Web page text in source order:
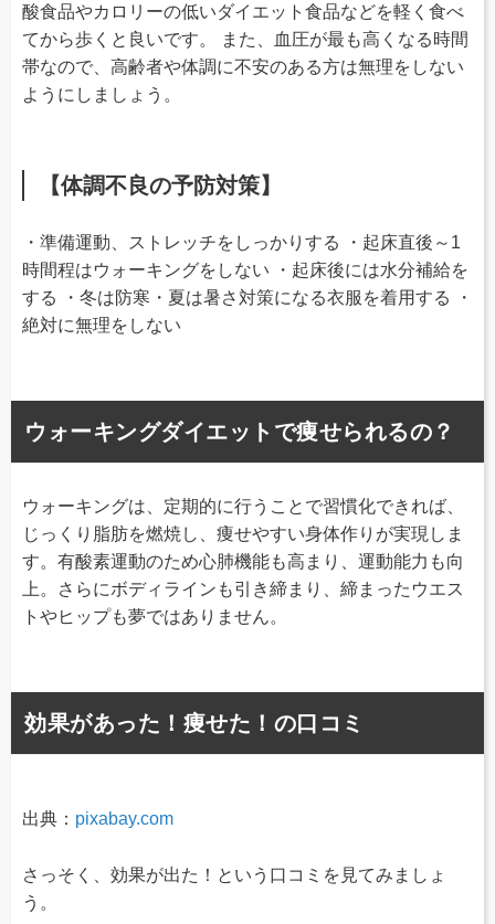
酸食品やカロリーの低いダイエット食品などを軽く食べ
てから歩くと良いです。 また、血圧が最も高くなる時間
帯なので、高齢者や体調に不安のある方は無理をしない
ようにしましょう。
【体調不良の予防対策】
・準備運動、ストレッチをしっかりする ・起床直後～1
時間程はウォーキングをしない ・起床後には水分補給を
する ・冬は防寒・夏は暑さ対策になる衣服を着用する ・
絶対に無理をしない
ウォーキングダイエットで痩せられるの？
ウォーキングは、定期的に行うことで習慣化できれば、
じっくり脂肪を燃焼し、痩せやすい身体作りが実現しま
す。有酸素運動のため心肺機能も高まり、運動能力も向
上。さらにボディラインも引き締まり、締まったウエス
トやヒップも夢ではありません。
効果があった！痩せた！の口コミ
出典： pixabay.com
さっそく、効果が出た！という口コミを見てみましょ
う。